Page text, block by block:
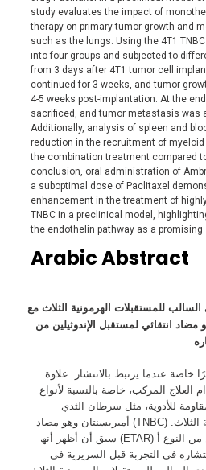
study evaluates the impact of
therapy on primary tumor growth and
such as the lungs. Using the 4T1
into four groups and subjected to
from 3 days after 4T1 tumor cell
continued for 3 weeks, and tumor
4-5 weeks post-implantation. At the
sacrificed, and tumor metastasis was
Additionally, analysis of spleen and
reduction in the recruitment of
the combination treatment compared
conclusion, oral administration of
a suboptimal dose of Paclitaxel
enhancement in the treatment of
TNBC in a preclinical model,
the endothelin pathway as a
Arabic Abstract
السالب للمستقبلات الھرمونیة الثلاث مع
مضاد انتقائي لمستقبل الإندوثیلین من
خاصة عندما یرتبط بالانتشار. علاوة
العلاج المركب، خاصة بالنسبة لأنواع
للأدویة، مثل سرطان الثدي
السالب للمستقبلات الھرمونیة الثلاث. (TNBC) أمبریسنتان وھو مضاد
انتقائي لمستقبلات الإندوثیلین من النوع أ (ETAR) سبق أن أظھر أنھ
في التجربة قبل السریریة في